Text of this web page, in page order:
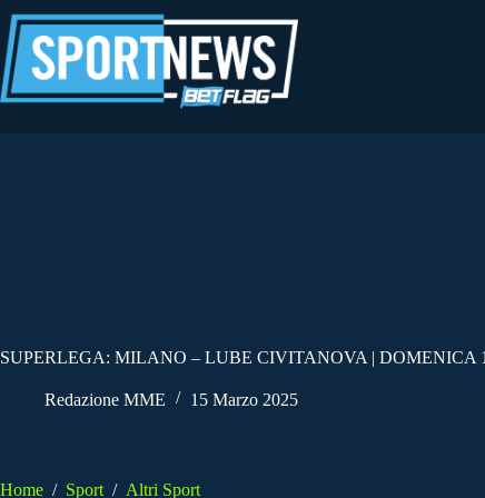
al
contenuto
SUPERLEGA: MILANO – LUBE CIVITANOVA | DOMENICA
Redazione MME 15 Marzo 2025
Home / Sport / Altri Sport